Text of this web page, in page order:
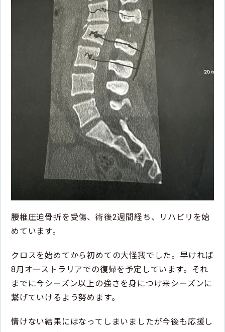
腰椎圧迫骨折を受傷、術後2週間経ち、リハビリを始
めています。
クロスを始めてから初めての大怪我でした。早ければ
8月オーストラリアでの復帰を予定しています。それ
までに今シーズン以上の強さを身につけ来シーズンに
繋げていけるよう努めます。
情けない結果にはなってしまいましたが今後も応援し